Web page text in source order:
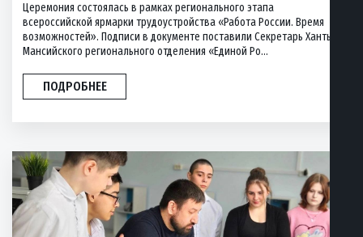
Церемония состоялась в рамках регионального этапа
всероссийской ярмарки трудоустройства «Работа России. Время
возможностей». Подписи в документе поставили Секретарь Ханты-
Мансийского регионального отделения «Единой Ро...
ПОДРОБНЕЕ